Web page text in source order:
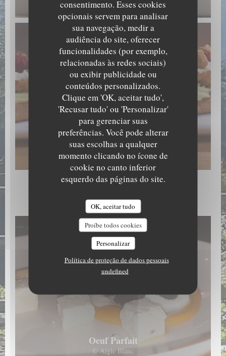
consentimento. Esses cookies
opcionais servem para analisar
sua navegação, medir a
audiência do site, oferecer
funcionalidades (por exemplo,
relacionadas às redes sociais)
ou exibir publicidade ou
conteúdos personalizados.
Clique em 'OK, aceitar tudo',
'Recusar tudo' ou 'Personalizar'
para gerenciar suas
preferências. Você pode alterar
suas escolhas a qualquer
momento clicando no ícone de
cookie no canto inferior
esquerdo das páginas do site.
OK, aceitar tudo
Proíbe todos cookies
Personalizar
Política de proteção de dados pessoais
undefined
© Aigle Blanc
Eclair Pistache Framboise
© Aigle Blanc
Les Plats
Oeuf Parfait
© Aigle Blanc